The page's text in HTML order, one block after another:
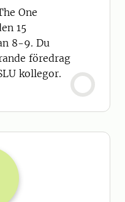
One
15
8-9. Du
föredrag
kollegor.
16-09 07:00